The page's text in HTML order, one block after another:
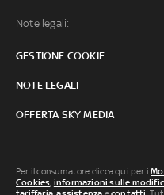
Note legali:
GESTIONE COOKIE
NOTE LEGALI
OFFERTA SKY MEDIA
Per il consumatore clicca qui per i
Cookies, informazioni sulle